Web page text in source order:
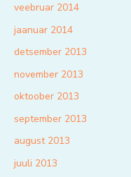
veebruar 2014
jaanuar 2014
detsember 2013
november 2013
oktoober 2013
september 2013
august 2013
juuli 2013